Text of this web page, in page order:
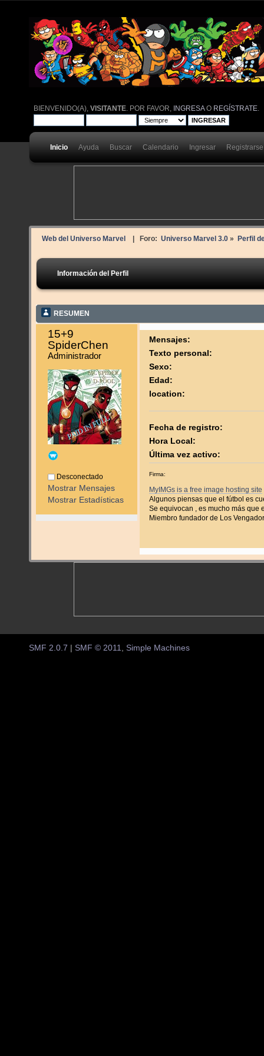
BIENVENIDO(A),VISITANTE . POR FAVOR, INGRESAO REGÍSTRATE
Inicio Ayuda Buscar Calendario Ingresar Registrarse
Web del Universo Marvel | Foro: Universo Marvel 3.0» Perfil
Información del Perfil
RESUMEN
15+9
SpiderChen
Administrador
Desconectado
Mostrar Mensajes
Mostrar Estadísticas
Mensajes:
Texto personal:
Sexo:
Edad:
location:
Fecha de registro:
Hora Local:
Última vez activo:
Firma:
MyIMGs is a free image hosting site
Algunos piensas que el fútbol es
Se equivocan , es mucho más que
Miembro fundador de Los
SMF 2.0.7 SMF © 2011, Simple Machines